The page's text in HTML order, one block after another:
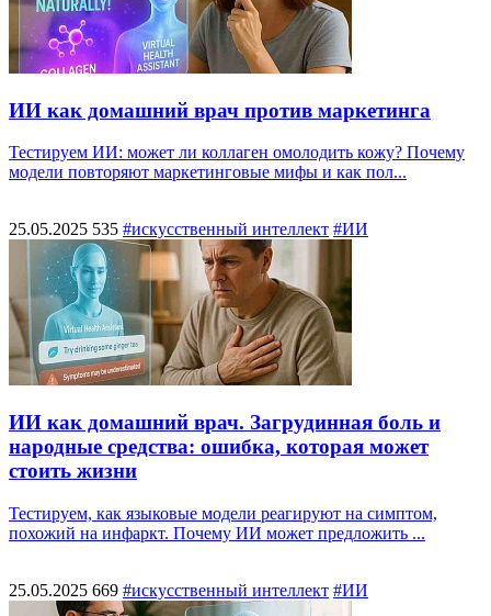
ИИ как домашний врач против маркетинга
Тестируем ИИ: может ли коллаген омолодить кожу? Почему
модели повторяют маркетинговые мифы и как пол...
25.05.2025 535 #искусственный интеллект #ИИ
ИИ как домашний врач. Загрудинная боль и
народные средства: ошибка, которая может
стоить жизни
Тестируем, как языковые модели реагируют на симптом,
похожий на инфаркт. Почему ИИ может предложить ...
25.05.2025 669 #искусственный интеллект #ИИ